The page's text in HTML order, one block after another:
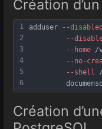
Création
1
2
3
4
5
6
adduser --
--
--home /
--no-
--shell
Création